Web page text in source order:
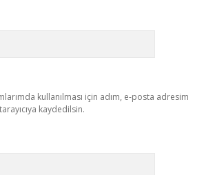
kullanılması için adım, e-posta adresim
kaydedilsin.